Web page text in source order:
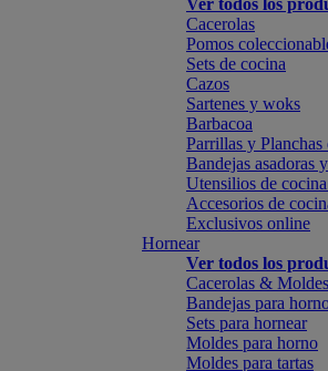
Ver todos los
Cacerolas
Pomos
Sets de cocina
Cazos
Sartenes y woks
Barbacoa
Parrillas y Planchas
Bandejas asadoras
Utensilios de
Accesorios de
Exclusivos online
Hornear
Ver todos los
Cacerolas &
Bandejas para
Sets para hornear
Moldes para horno
Moldes para tartas